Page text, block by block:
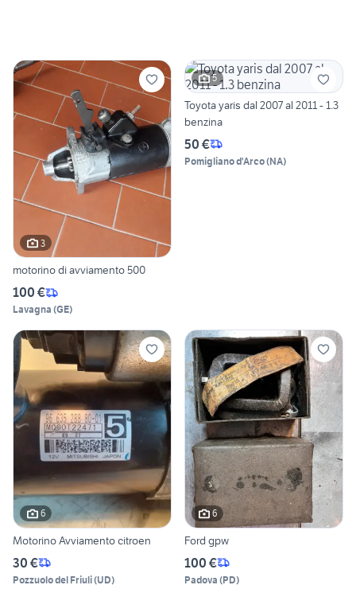
3
motorino di avviamento 500
100 €
Lavagna (GE)
5
Toyota yaris dal 2007 al 2011 - 1.3
benzina
50 €
Pomigliano d'Arco(NA)
6
Motorino Avviamento citroen
30 €
Pozzuolo del Friuli(UD)
6
Ford gpw
100 €
Padova (PD)